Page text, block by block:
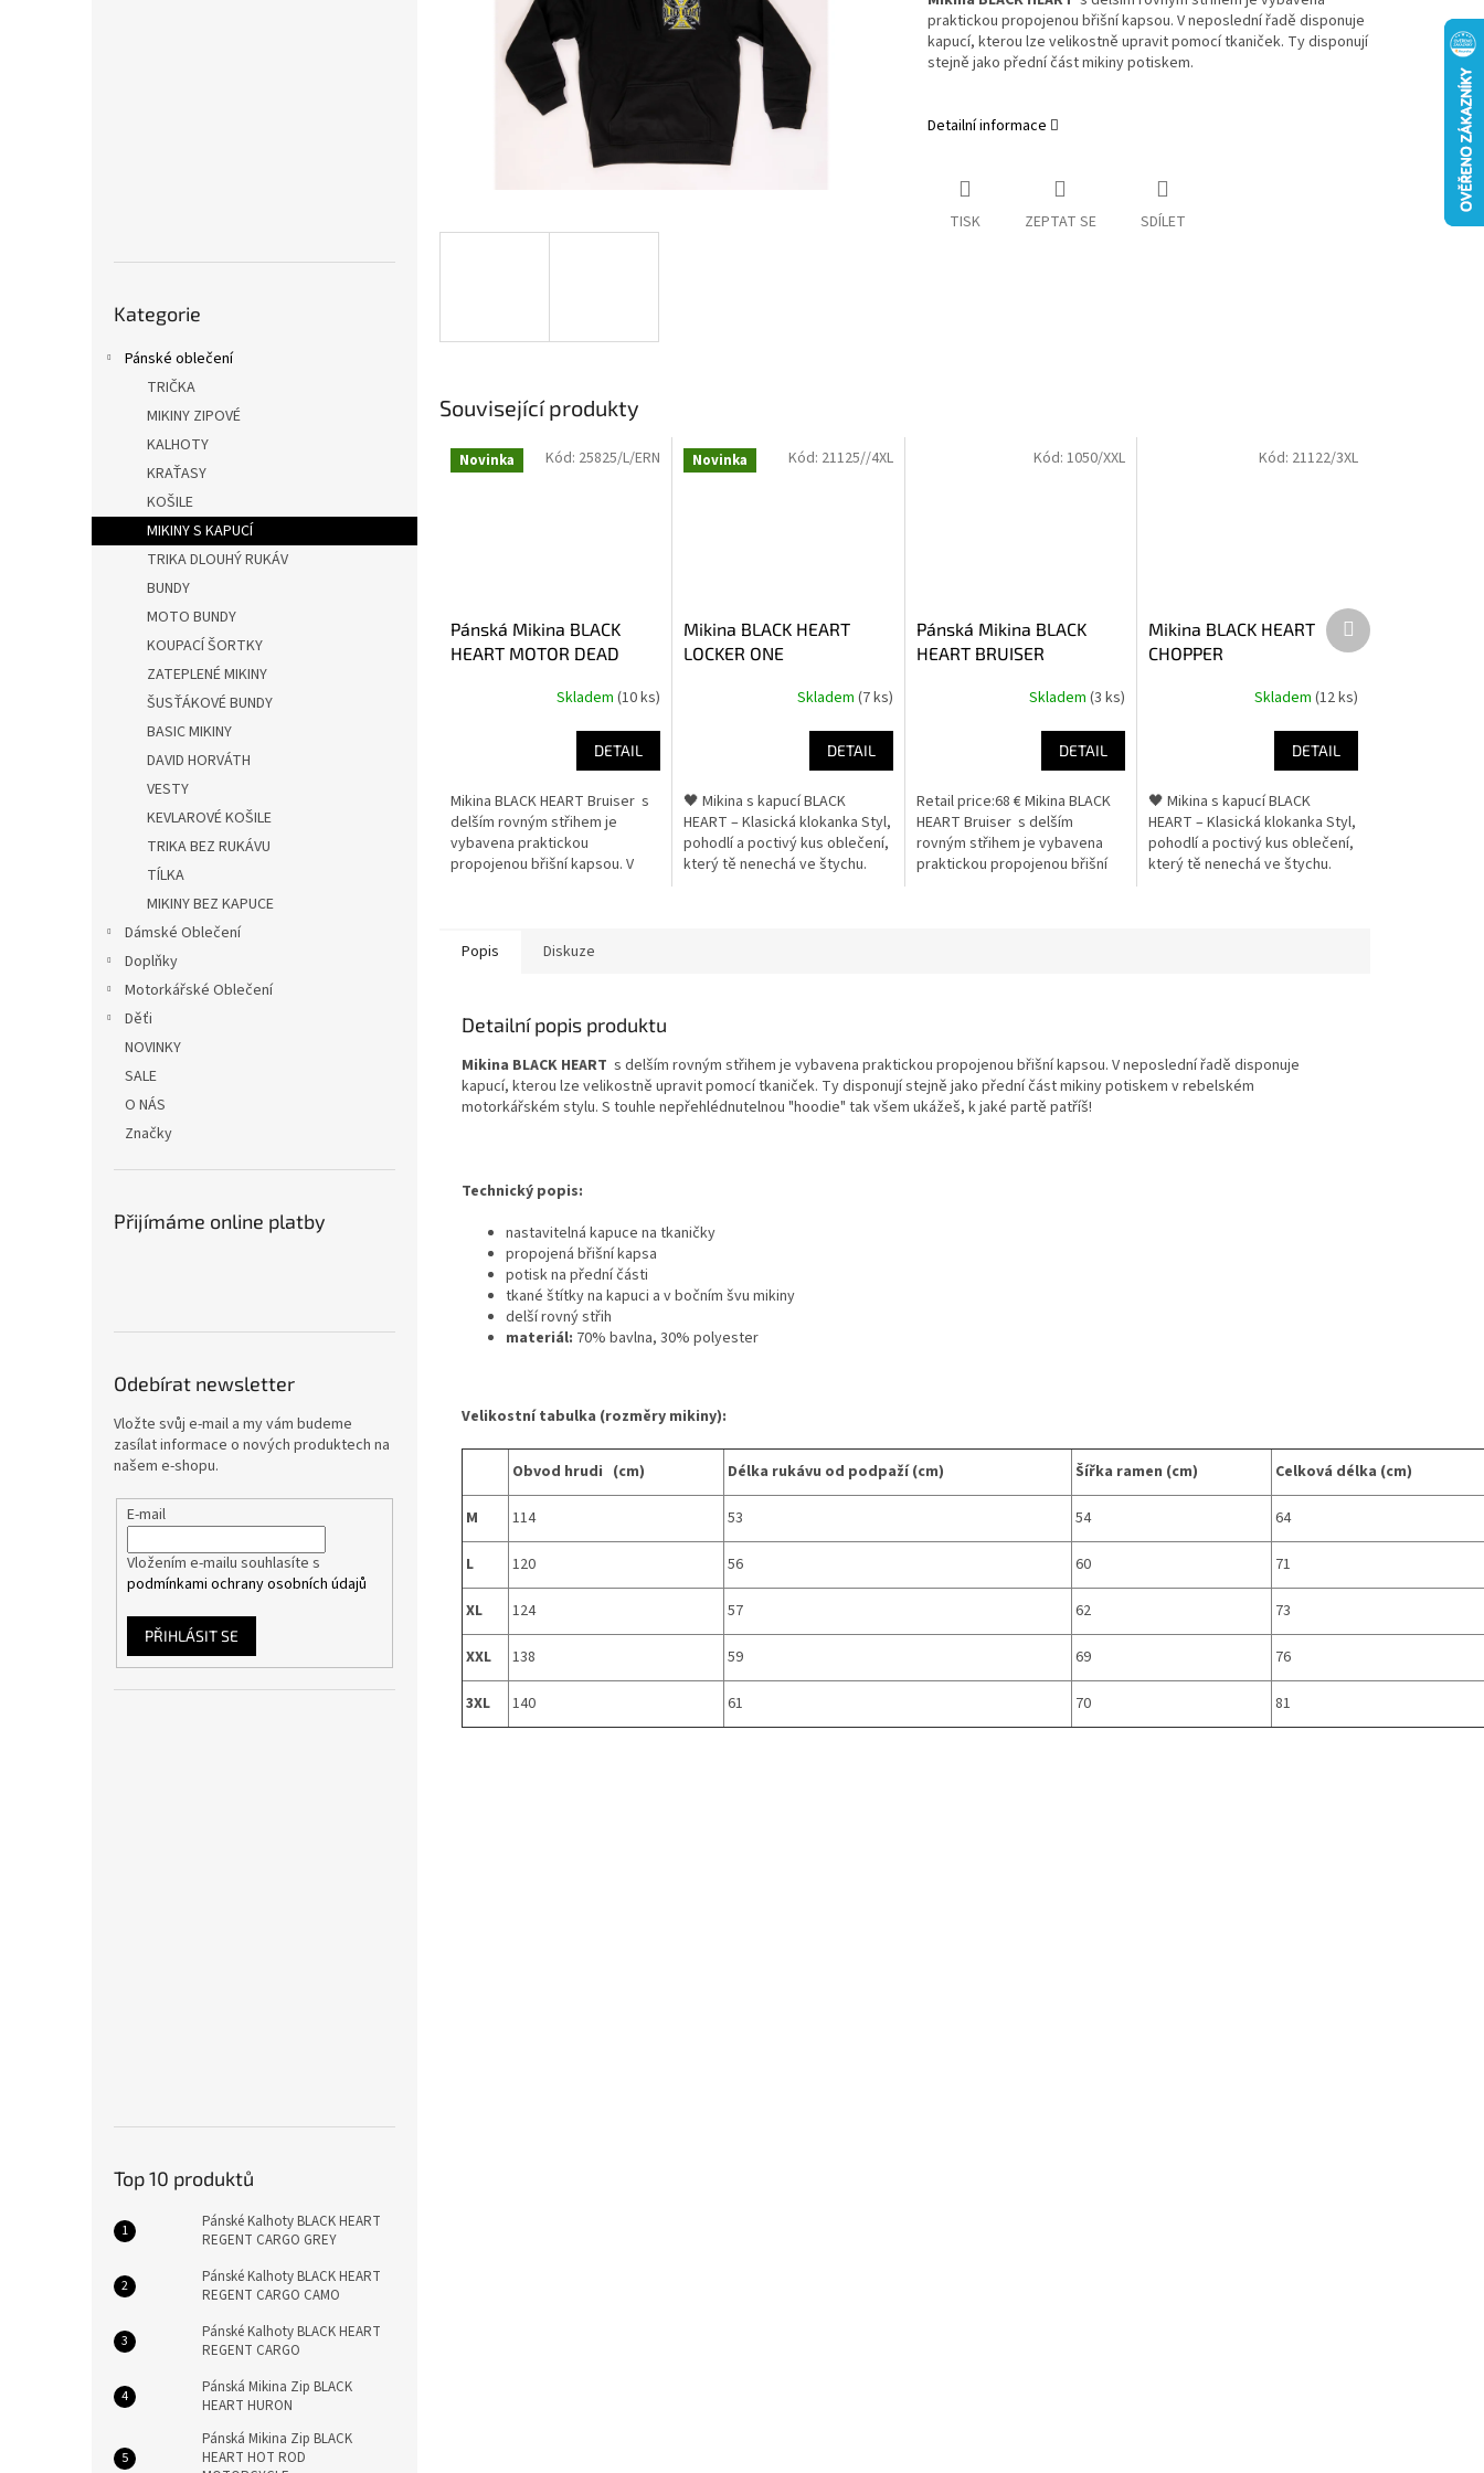
kategorie
Kategorie
Pánské oblečení
TRIČKA
MIKINY ZIPOVÉ
KALHOTY
KRAŤASY
KOŠILE
MIKINY S KAPUCÍ
TRIKA DLOUHÝ RUKÁV
BUNDY
MOTO BUNDY
KOUPACÍ ŠORTKY
ZATEPLENÉ MIKINY
ŠUSŤÁKOVÉ BUNDY
BASIC MIKINY
DAVID HORVÁTH
VESTY
KEVLAROVÉ KOŠILE
TRIKA BEZ RUKÁVU
TÍLKA
MIKINY BEZ KAPUCE
Dámské Oblečení
Doplňky
Motorkářské Oblečení
Děťi
NOVINKY
SALE
O NÁS
Značky
Přijímáme online platby
Odebírat newsletter
Vložte svůj e-mail a my vám budeme
zasílat informace o nových produktech na
našem e-shopu.
E-mail
Vložením e-mailu souhlasíte s
podmínkami ochrany osobních údajů
PŘIHLÁSIT SE
Top 10 produktů
Pánské Kalhoty BLACK HEART
REGENT CARGO GREY
Pánské Kalhoty BLACK HEART
REGENT CARGO CAMO
Pánské Kalhoty BLACK HEART
REGENT CARGO
Pánská Mikina Zip BLACK
HEART HURON
Pánská Mikina Zip BLACK
HEART HOT ROD
praktickou propojenou břišní kapsou. V neposlední řadě disponuje
kapucí, kterou lze velikostně upravit pomocí tkaniček. Ty disponují
stejně jako přední část mikiny potiskem.
Detailní informace
TISK ZEPTAT SE SDÍLET
Související produkty
Novinka
Pánská Mikina BLACK
HEART MOTOR DEAD
Skladem (10 ks)
DETAIL
Mikina BLACK HEART Bruiser s
delším rovným střihem je
vybavena praktickou
propojenou břišní kapsou. V
Kód: 25825/L/ERN Novinka
Mikina BLACK HEART
LOCKER ONE
Skladem (7 ks)
DETAIL
🖤 Mikina s kapucí BLACK
HEART – Klasická klokanka Styl,
pohodlí a poctivý kus oblečení,
který tě nenechá ve štychu.
Kód: 21125//4XL
Pánská Mikina BLACK
HEART BRUISER
z
5
hvězdiček.
Skladem(3 ks)
DETAIL
Retail price:68 € Mikina BLACK
HEART Bruiser s delším
rovným střihem je vybavena
praktickou propojenou břišní
Kód:1050/XXL
Mikina BLACK HEART
CHOPPER
Skladem (12 ks)
DETAIL
🖤 Mikina s kapucí BLACK
HEART – Klasická klokanka Styl,
pohodlí a poctivý kus oblečení,
který tě nenechá ve štychu.
Kód: 21122/3XL
Další
produkt
Popis Diskuze
Detailní popis produktu
Mikina BLACK HEART s delším rovným střihem je vybavena praktickou propojenou břišní kapsou. V neposlední řadě disponuje
kapucí, kterou lze velikostně upravit pomocí tkaniček. Ty disponují stejně jako přední část mikiny potiskem v rebelském
motorkářském stylu. S touhle nepřehlédnutelnou "hoodie" tak všem ukážeš, k jaké partě patříš!
Technický popis:
nastavitelná kapuce na tkaničky
propojená břišní kapsa
potisk na přední části
tkané štítky na kapuci a v bočním švu mikiny
delší rovný střih
materiál: 70% bavlna, 30% polyester
Velikostní tabulka (rozměry mikiny):
Obvod hrudi (cm) Délka rukávu od podpaží (cm) Šířka ramen (cm) Celková délka (cm)
M 114 53 54 64
L 120 56 60 71
XL 124 57 62 73
XXL 138 59 69 76
3XL 140 61 70 81